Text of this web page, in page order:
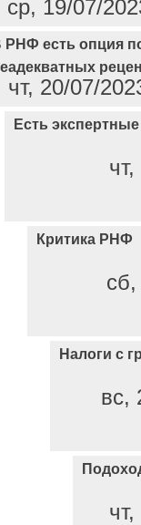
ср, 19/07/
РНФ есть опция
чт, 20/07/
Есть
Критика РНФ
Налоги с
вс,